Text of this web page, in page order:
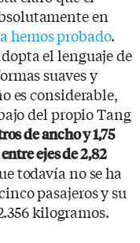
en
hemos probado.
el lenguaje de
suaves y
es considerable,
del propio Tang
de ancho y 1,75
ejes de 2,82
todavía no se ha
pasajeros y su
kilogramos.